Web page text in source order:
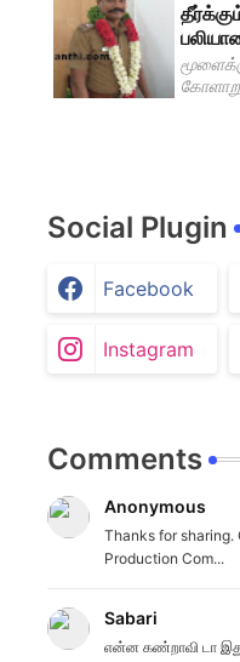
Social Plugin
Facebook
Instagram
Comments
Anonymous
Thanks for sharing.
Production Com...
Sabari
என்ன கண்றாவி டா